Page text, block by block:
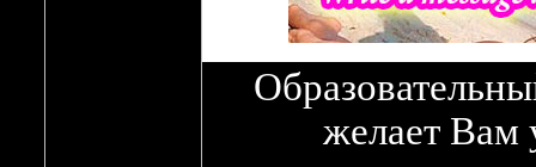
желает Вам